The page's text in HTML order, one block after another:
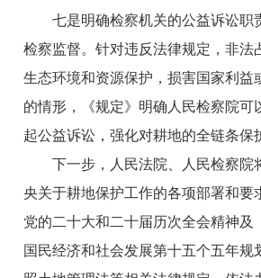
七是明确检察机关的公益诉讼职
检察监督。针对违反法律规定，非法
生态环境和资源保护，损害国家利益
的情形，《规定》明确人民检察院可
起公益诉讼，强化对耕地的全链条保
下一步，人民法院、人民检察院
央关于耕地保护工作的各项部署和要
党的二十大和二十届历次全会精神及
国民经济和社会发展第十五个五年规